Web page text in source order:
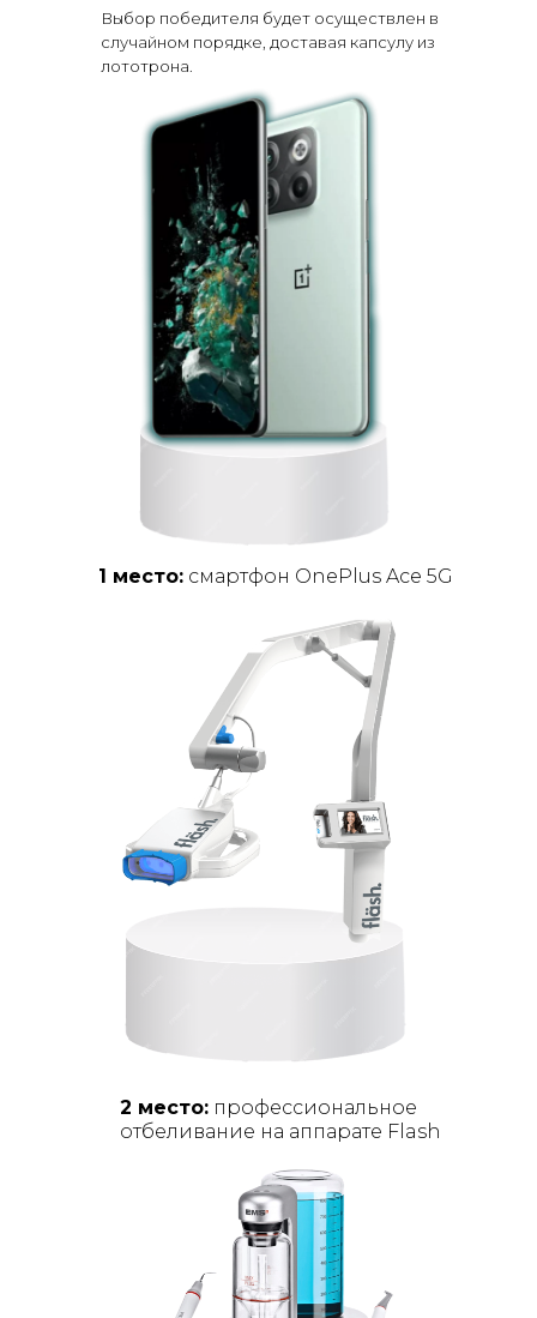
2 место: профессиональное
отбеливание на аппарате Flash
Выбор победителя будет осуществлен в
случайном порядке, доставая капсулу из
лототрона.
1 место: смартфон OnePlus Ace 5G